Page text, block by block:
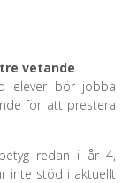
vetande
elever bör jobba
för att prestera
redan i år 4,
inte stöd i aktuellt